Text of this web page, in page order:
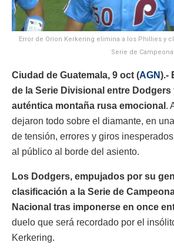
Error de Orion Kerkering elimina a los Phillies y
Serie de
Ciudad de Guatemala, 9 oct (AGN).-
de la Serie Divisional entre
auténtica montaña rusa emocional .
dejaron todo sobre el diamante, en
de tensión, errores y giros
al público al borde del asiento.
Los Dodgers, empujados por su
clasificación a la Serie de
Nacional tras imponerse en once
duelo que será recordado por el
Kerkering.